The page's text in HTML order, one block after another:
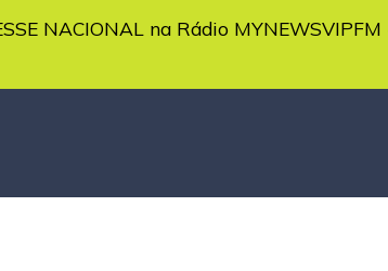
NACIONAL na Rádio